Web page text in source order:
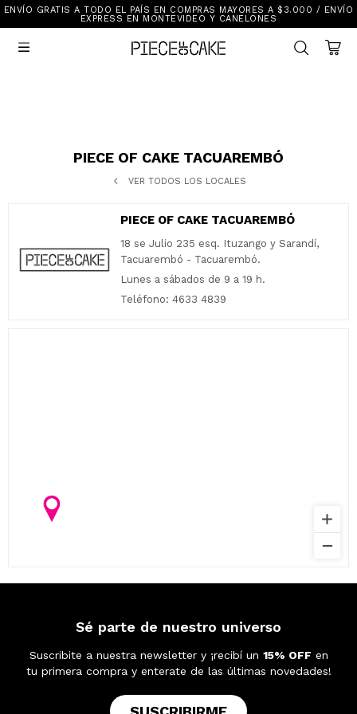
ENVÍO GRATIS A TODO EL PAÍS EN COMPRAS MAYORES A $3.000 / ENVÍO
EXPRESS EN MONTEVIDEO Y CANELONES

PIECE OF CAKE TACUAREMBÓ
VER TODOS LOS LOCALES
PIECE OF CAKE TACUAREMBÓ
18 se Julio 235 esq. Ituzango y Sarandí,
Tacuarembó - Tacuarembó.
Lunes a sábados de 9 a 19 h.
Teléfono: 4633 4839
Sé parte de nuestro universo
Suscribite a nuestra newsletter y ¡recibí un 15% OFF en
tu primera compra y enterate de las últimas novedades!
Sale
New In
Tiendas
Ver Todo
Vestimenta